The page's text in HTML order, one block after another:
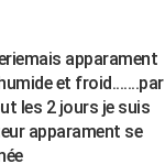
apparament
et froid.......par
les 2 jours je suis
apparament se